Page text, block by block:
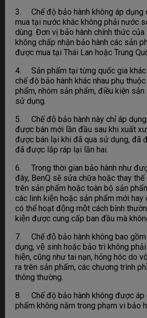
3. Chế độ bảo hành không áp dụng
mua tại nước khác không phải nước
dùng. Đơn vị bảo hành chính thức của
không chấp nhận bảo hành các sản
được mua tại Thái Lan hoặc Trung
4. Sản phẩm tại từng quốc gia khác
chế độ bảo hành khác nhau phụ
phẩm, nhóm sản phẩm, điều kiện sản
sử dụng.
5. Chế độ bảo hành này chỉ áp
được bán mới lần đầu sau khi xuất
được bán lại khi đã qua sử dụng, đã
đã được lắp ráp lại lần hai.
6. Trong thời gian bảo hành như
đây, BenQ sẽ sửa chữa hoặc thay
trên sản phẩm hoặc toàn bộ sản
các linh kiện hoặc sản phẩm mới
có thể hoạt động một cách bình
kiện được cung cấp ban đầu mà
7. Chế độ bảo hành không bao
dụng, vệ sinh hoặc bảo trì không
hiện, cũng như tai nạn, hỏng hóc do
ra trên sản phẩm, các chương trình
thông thường.
8. Chế độ bảo hành không được áp
phẩm không nằm trong phạm vi bảo